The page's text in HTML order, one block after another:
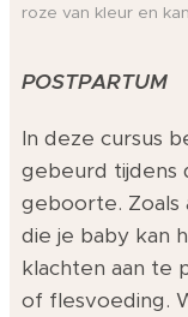
roze van kleur en
POSTPARTUM
In deze cursus
gebeurd tijdens
geboorte. Zoals
die je baby kan
klachten aan te
of flesvoeding.